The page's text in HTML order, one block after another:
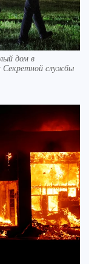
дом в
Секретной службы